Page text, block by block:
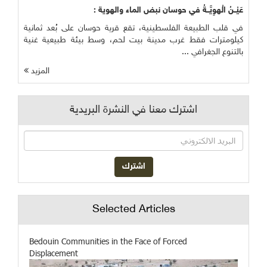
عَيْــنُ الْهوِيَّــةُ في حوسان نبض الماء والهوية :
في قلب الطبيعة الفلسطينية، تقع قرية حوسان على بُعد ثمانية
كيلومترات فقط غرب مدينة بيت لحم، وسط بيئة طبيعية غنية
بالتنوع الجغرافي ...
المزيد
اشترك معنا في النشرة البريدية
Selected Articles
Bedouin Communities in the Face of Forced
Displacement